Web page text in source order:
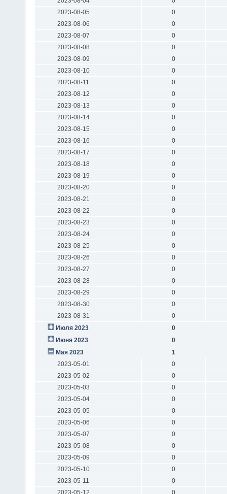
2023-08-05
0
2023-08-06
0
2023-08-07
0
2023-08-08
0
2023-08-09
0
2023-08-10
0
2023-08-11
0
2023-08-12
0
2023-08-13
0
2023-08-14
0
2023-08-15
0
2023-08-16
0
2023-08-17
0
2023-08-18
0
2023-08-19
0
2023-08-20
0
2023-08-21
0
2023-08-22
0
2023-08-23
0
2023-08-24
0
2023-08-25
0
2023-08-26
0
2023-08-27
0
2023-08-28
0
2023-08-29
0
2023-08-30
0
2023-08-31
0
Июля 2023
0
Июня 2023
0
Мая 2023
1
2023-05-01
0
2023-05-02
0
2023-05-03
0
2023-05-04
0
2023-05-05
0
2023-05-06
0
2023-05-07
0
2023-05-08
0
2023-05-09
0
2023-05-10
0
2023-05-11
0
2023-05-12
0